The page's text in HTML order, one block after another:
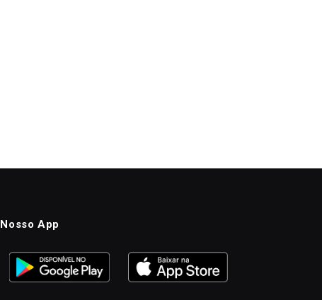
Nosso App